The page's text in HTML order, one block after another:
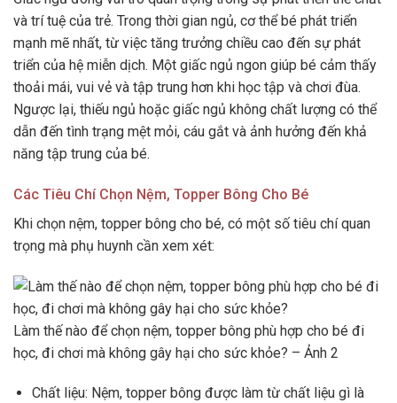
và trí tuệ của trẻ. Trong thời gian ngủ, cơ thể bé phát triển
mạnh mẽ nhất, từ việc tăng trưởng chiều cao đến sự phát
triển của hệ miễn dịch. Một giấc ngủ ngon giúp bé cảm thấy
thoải mái, vui vẻ và tập trung hơn khi học tập và chơi đùa.
Ngược lại, thiếu ngủ hoặc giấc ngủ không chất lượng có thể
dẫn đến tình trạng mệt mỏi, cáu gắt và ảnh hưởng đến khả
năng tập trung của bé.
Các Tiêu Chí Chọn Nệm, Topper Bông Cho Bé
Khi chọn nệm, topper bông cho bé, có một số tiêu chí quan
trọng mà phụ huynh cần xem xét:
Làm thế nào để chọn nệm, topper bông phù hợp cho bé đi
học, đi chơi mà không gây hại cho sức khỏe? – Ảnh 2
Chất liệu: Nệm, topper bông được làm từ chất liệu gì là